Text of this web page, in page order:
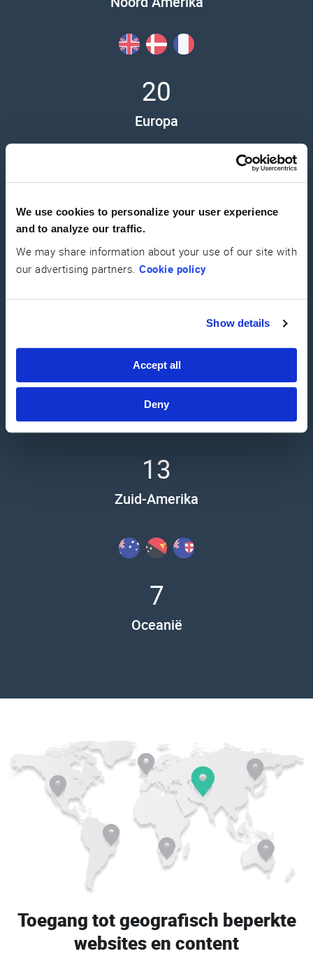
We use cookies to personalize your user experience
and to analyze our traffic.
We may share information about your use of our site with
our advertising partners. Cookie policy
Show details
Accept all
Deny
20
Europa
17
Azië
9
Afrika
13
Zuid-Amerika
7
Oceanië
Toegang tot geografisch beperkte
websites en content